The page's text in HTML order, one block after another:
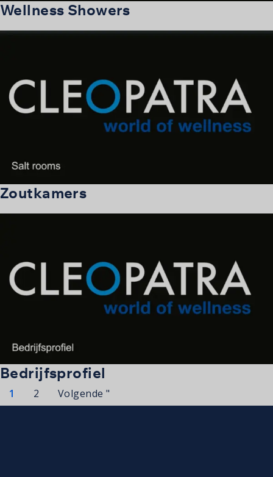
Wellness Showers
Zoutkamers
Bedrijfsprofiel
1 2 Volgende "